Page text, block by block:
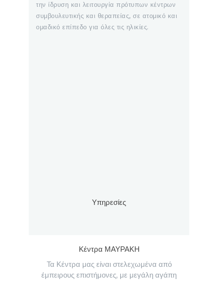
ΡΑΝΤΕΒΟΎ
την ίδρυση και λειτουργία πρότυπων κέντρων
συμβουλευτικής και θεραπείας, σε ατομικό και
ομαδικό επίπεδο για όλες τις ηλικίες.
Υπηρεσίες
Κέντρα ΜΑΥΡΑΚΗ
Τα Κέντρα μας είναι στελεχωμένα από
έμπειρους επιστήμονες, με μεγάλη αγάπη